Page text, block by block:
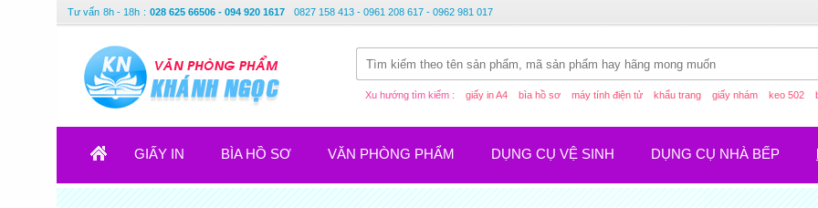
Tư vấn 8h - 18h : 028 625 66506 - 094 920 1617 0827 158 413 - 0961 208 617 - 0962 981 017
Xu hướng tìm kiếm : giấy in A4 bìa hồ sơ máy tính điện tử khẩu trang giấy nhám keo 502
GIẤY IN BÌA HỒ SƠ VĂN PHÒNG PHẨM DỤNG CỤ VỆ SINH DỤNG CỤ NHÀ BẾP